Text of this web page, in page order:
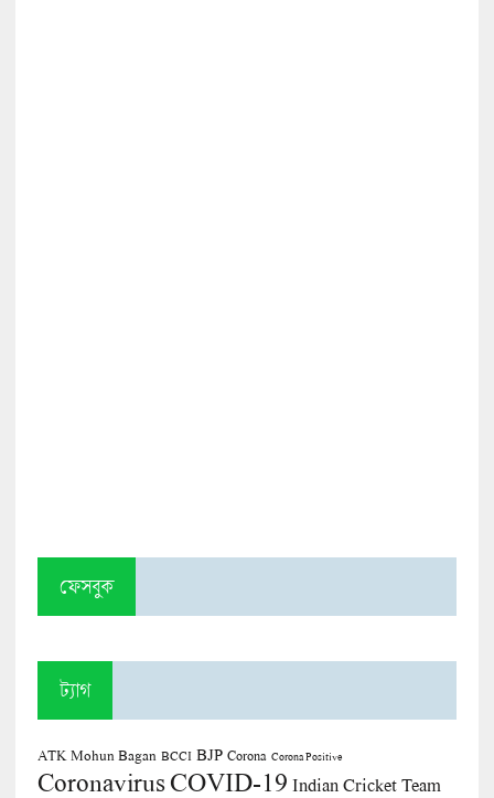
ফেসবুক
ট্যাগ
ATK Mohun Bagan BCCI BJP Corona Corona Positive
CoronavirusCOVID-19 Indian Cricket Team